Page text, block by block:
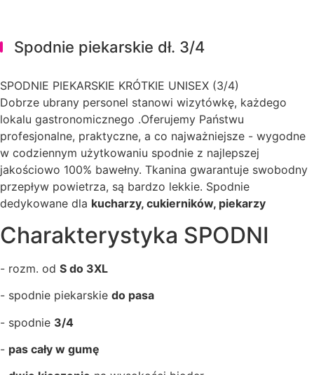
Spodnie piekarskie dł. 3/4
SPODNIE PIEKARSKIE KRÓTKIE UNISEX (3/4)
Dobrze ubrany personel stanowi wizytówkę, każdego
lokalu gastronomicznego .Oferujemy Państwu
profesjonalne, praktyczne, a co najważniejsze - wygodne
w codziennym użytkowaniu spodnie z najlepszej
jakościowo 100% bawełny. Tkanina gwarantuje swobodny
przepływ powietrza, są bardzo lekkie. Spodnie
dedykowane dla kucharzy, cukierników, piekarzy
Charakterystyka SPODNI
- rozm. od S do 3XL
- spodnie piekarskie do pasa
- spodnie 3/4
- pas cały w gumę